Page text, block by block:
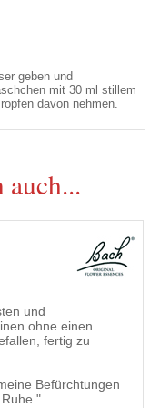
geben und
mit 30 ml stillem
davon nehmen.
und
ohne einen
fertig zu
Befürchtungen